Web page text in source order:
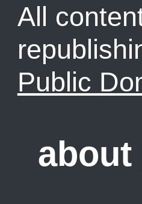
All
Public
about